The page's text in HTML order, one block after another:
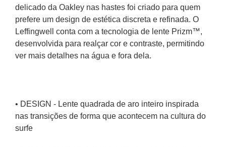
delicado da Oakley nas hastes foi criado para quem
prefere um design de estética discreta e refinada. O
Leffingwell conta com a tecnologia de lente Prizm™,
desenvolvida para realçar cor e contraste, permitindo
ver mais detalhes na água e fora dela.
• DESIGN - Lente quadrada de aro inteiro inspirada
nas transições de forma que acontecem na cultura do
surfe